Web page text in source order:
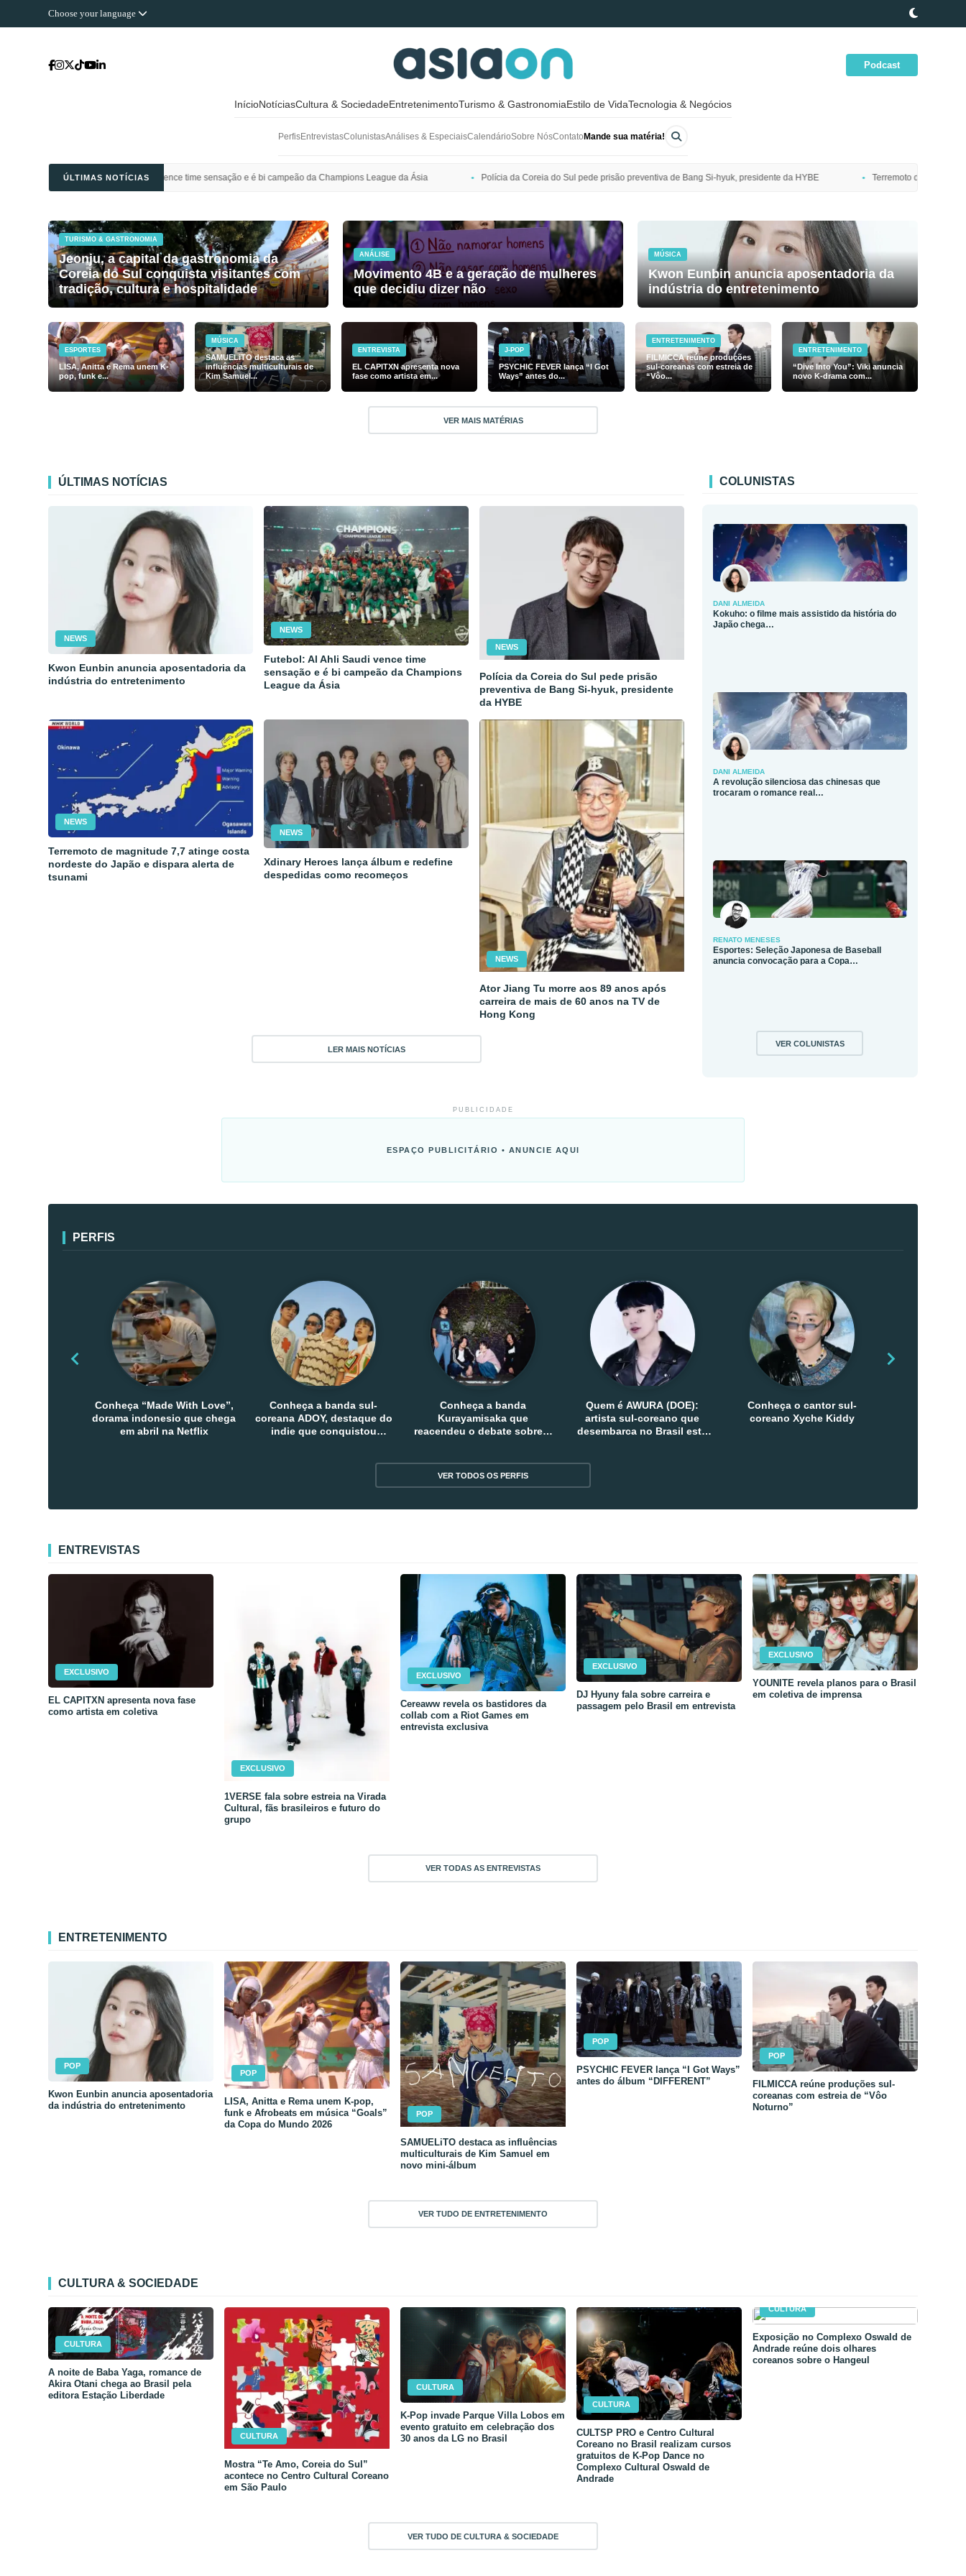
Choose your language
Podcast
InícioNotíciasCultura & SociedadeEntretenimentoTurismo & GastronomiaEstilo de VidaTecnologia & Negócios
PerfisEntrevistasColunistasAnálises & EspeciaisCalendárioSobre NósContato Mande sua matéria!
ÚLTIMAS NOTÍCIAS
Saudi vence time sensação e é bi campeão da Champions League da Ásia Polícia da Coreia do Sul pede prisão preventiva de Bang Si-hyuk, presidente da HYBE Terremoto de magnitude 7,7 atinge costa nordeste do
TURISMO & GASTRONOMIA
Jeonju, a capital da gastronomia da
Coreia do Sul conquista visitantes com
tradição, cultura e hospitalidade
ANÁLISE
Movimento 4B e a geração de mulheres
que decidiu dizer não
MÚSICA
Kwon Eunbin anuncia aposentadoria da
indústria do entretenimento
ESPORTES
LISA, Anitta e Rema unem K-
pop, funk e...
MÚSICA
SAMUELiTO destaca as
influências multiculturais de
Kim Samuel...
ENTREVISTA
EL CAPITXN apresenta nova
fase como artista em...
J-POP
PSYCHIC FEVER lança “I Got
Ways” antes do...
ENTRETENIMENTO
FILMICCA reúne produções
sul-coreanas com estreia de
“Vôo...
ENTRETENIMENTO
“Dive Into You”: Viki anuncia
novo K-drama com...
VER MAIS MATÉRIAS
ÚLTIMAS NOTÍCIAS
NEWS
Kwon Eunbin anuncia aposentadoria da
indústria do entretenimento
NEWS
Futebol: Al Ahli Saudi vence time
sensação e é bi campeão da Champions
League da Ásia
NEWS
Polícia da Coreia do Sul pede prisão
preventiva de Bang Si-hyuk, presidente
da HYBE
NEWS
Terremoto de magnitude 7,7 atinge costa
nordeste do Japão e dispara alerta de
tsunami
NEWS
Xdinary Heroes lança álbum e redefine
despedidas como recomeços
NEWS
Ator Jiang Tu morre aos 89 anos após
carreira de mais de 60 anos na TV de
Hong Kong
LER MAIS NOTÍCIAS
COLUNISTAS
DANI ALMEIDA
Kokuho: o filme mais assistido da história do
Japão chega…
DANI ALMEIDA
A revolução silenciosa das chinesas que
trocaram o romance real…
RENATO MENESES
Esportes: Seleção Japonesa de Baseball
anuncia convocação para a Copa…
VER COLUNISTAS
PUBLICIDADE
ESPAÇO PUBLICITÁRIO • ANUNCIE AQUI
PERFIS
Conheça “Made With Love”,
dorama indonesio que chega
em abril na Netflix
Conheça a banda sul-
coreana ADOY, destaque do
indie que conquistou
Conheça a banda
Kurayamisaka que
reacendeu o debate sobre o
Quem é AWURA (DOE):
artista sul-coreano que
desembarca no Brasil esta
Conheça o cantor sul-
coreano Xyche Kiddy
VER TODOS OS PERFIS
ENTREVISTAS
EXCLUSIVO
EL CAPITXN apresenta nova fase
como artista em coletiva
EXCLUSIVO
1VERSE fala sobre estreia na Virada
Cultural, fãs brasileiros e futuro do
grupo
EXCLUSIVO
Cereaww revela os bastidores da
collab com a Riot Games em
entrevista exclusiva
EXCLUSIVO
DJ Hyuny fala sobre carreira e
passagem pelo Brasil em entrevista
EXCLUSIVO
YOUNITE revela planos para o Brasil
em coletiva de imprensa
VER TODAS AS ENTREVISTAS
ENTRETENIMENTO
POP
Kwon Eunbin anuncia aposentadoria
da indústria do entretenimento
POP
LISA, Anitta e Rema unem K-pop,
funk e Afrobeats em música “Goals”
da Copa do Mundo 2026
POP
SAMUELiTO destaca as influências
multiculturais de Kim Samuel em
novo mini-álbum
POP
PSYCHIC FEVER lança “I Got Ways”
antes do álbum “DIFFERENT”
POP
FILMICCA reúne produções sul-
coreanas com estreia de “Vôo
Noturno”
VER TUDO DE ENTRETENIMENTO
CULTURA & SOCIEDADE
CULTURA
A noite de Baba Yaga, romance de
Akira Otani chega ao Brasil pela
editora Estação Liberdade
CULTURA
Mostra “Te Amo, Coreia do Sul”
acontece no Centro Cultural Coreano
em São Paulo
CULTURA
K-Pop invade Parque Villa Lobos em
evento gratuito em celebração dos
30 anos da LG no Brasil
CULTURA
CULTSP PRO e Centro Cultural
Coreano no Brasil realizam cursos
gratuitos de K-Pop Dance no
Complexo Cultural Oswald de
Andrade
CULTURA
Exposição no Complexo Oswald de
Andrade reúne dois olhares
coreanos sobre o Hangeul
VER TUDO DE CULTURA & SOCIEDADE